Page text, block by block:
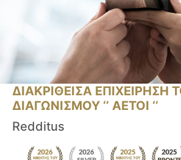
ΔΙΑΚΡΙΘΕΙΣΑ ΕΠΙΧΕΙΡΗΣΗ
ΔΙΑΓΩΝΙΣΜΟΥ ‘’ ΑΕΤΟΙ ‘’
Redditus